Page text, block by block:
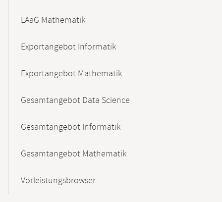
LAaG Mathematik
Exportangebot Informatik
Exportangebot Mathematik
Gesamtangebot Data Science
Gesamtangebot Informatik
Gesamtangebot Mathematik
Vorleistungsbrowser